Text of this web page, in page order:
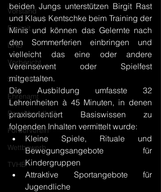
Vorstand
Freizeit
DHB
Vorbericht
SR Zn/S
Ehrenamt
Beachhandball
Förderverein
Wettbewerb
TVHB
beiden Jungs unterstützen Birgit Rast
und Klaus Kentschke beim Training der
Minis und können das Gelernte nach
den Sommerferien einbringen und
vielleicht das eine oder andere
Vereinsevent oder Spielfest
mitgestalten.
Die Ausbildung umfasste 32
Lehreinheiten à 45 Minuten, in denen
praxisorientiert Basiswissen zu
folgenden Inhalten vermittelt wurde:
Kleine Spiele, Rituale und
Bewegungsangebote für
Kindergruppen
Attraktive Sportangebote für
Jugendliche